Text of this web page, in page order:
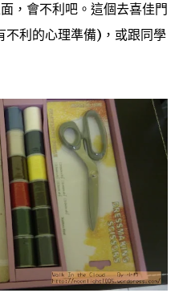
，會不利吧。這個去喜佳門
不利的心理準備)，或跟同學